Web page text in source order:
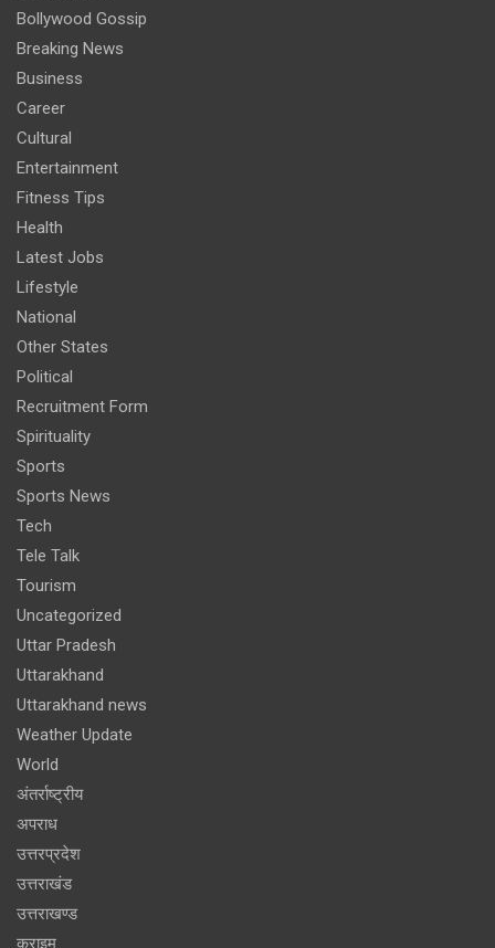
Bollywood Gossip
Breaking News
Business
Career
Cultural
Entertainment
Fitness Tips
Health
Latest Jobs
Lifestyle
National
Other States
Political
Recruitment Form
Spirituality
Sports
Sports News
Tech
Tele Talk
Tourism
Uncategorized
Uttar Pradesh
Uttarakhand
Uttarakhand news
Weather Update
World
अंतर्राष्ट्रीय
अपराध
उत्तरप्रदेश
उत्तराखंड
उत्तराखण्ड
क्राइम